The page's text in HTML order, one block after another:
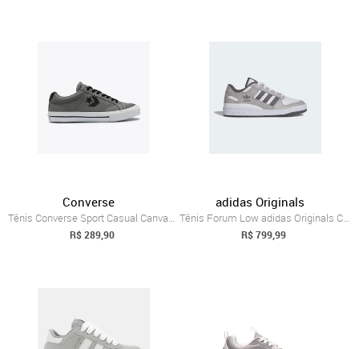
Converse
Tênis Converse Sport Casual Canvas Cinza
R$ 289,90
adidas Originals
Tênis Forum Low adidas Originals Cinza
R$ 799,99